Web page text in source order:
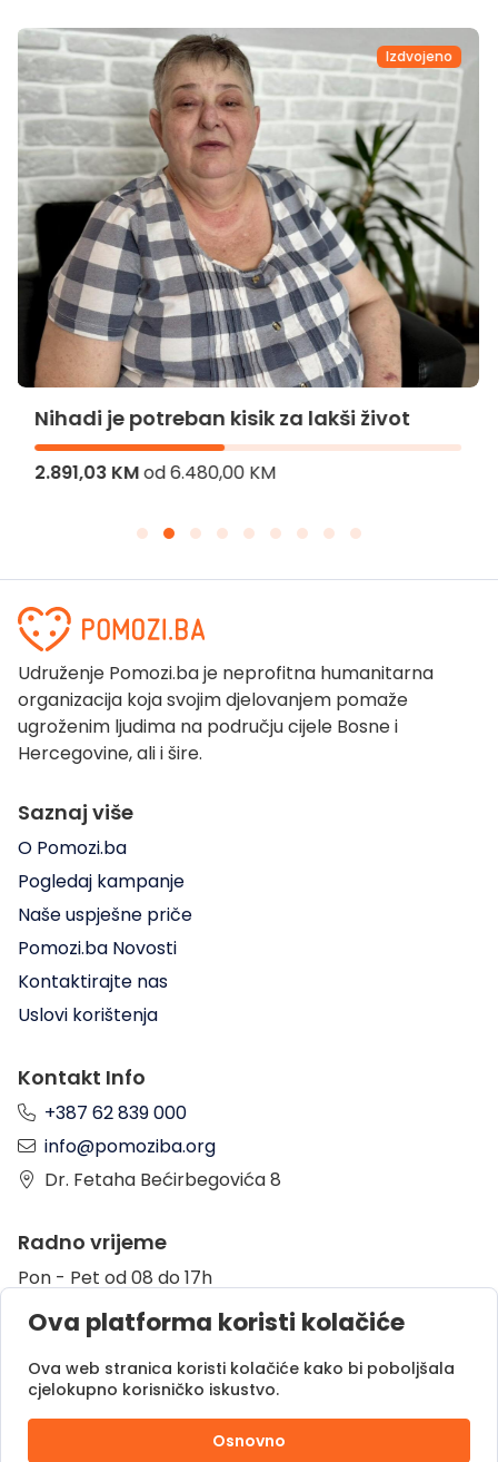
Izdvojeno
Nihadi je potreban kisik za lakši život
2.891,03 KMod6.480,00 KM
Udruženje Pomozi.ba je neprofitna humanitarna
organizacija koja svojim djelovanjem pomaže
ugroženim ljudima na području cijele Bosne i
Hercegovine, ali i šire.
Saznaj više
O Pomozi.ba
Pogledaj kampanje
Naše uspješne priče
Pomozi.ba Novosti
Kontaktirajte nas
Uslovi korištenja
Kontakt Info
+387 62 839 000
info@pomoziba.org
Dr. Fetaha Bećirbegovića 8
Radno vrijeme
Pon - Pet od 08 do 17h
Sub od 10 do 17h
Nedjelja - neradni dan
Donacije putem
Ova platforma koristi kolačiće
Ova web stranica koristi kolačiće kako bi poboljšala
cjelokupno korisničko iskustvo.
Osnovno